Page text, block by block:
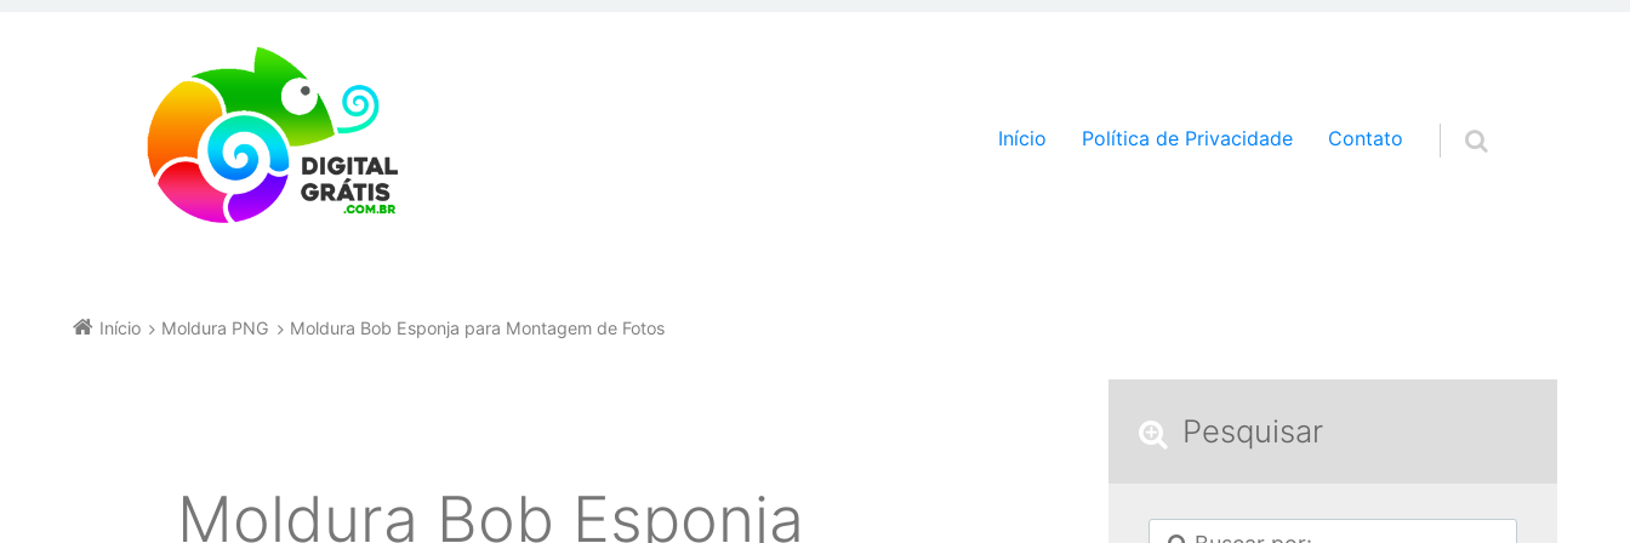
Pular para o conteúdo
Início Política de Privacidade Contato
Início Moldura PNG Moldura Bob Esponja para Montagem de Fotos
Moldura Bob Esponja
Pesquisar